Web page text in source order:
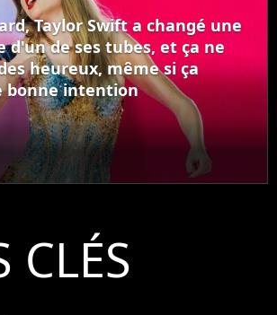
Taylor Swift a changé une
d'un de ses tubes, et ça ne
heureux, même si ça
bonne intention
CLÉS